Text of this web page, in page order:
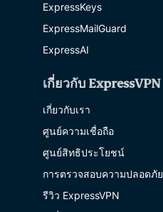
ExpressKeys
ExpressMailGuard
ExpressAI
เกี่ยวกับ ExpressVPN
เกี่ยวกับเรา
ศูนย์ความเชื่อถือ
ศูนย์สิทธิประโยชน์
การตรวจสอบความปลอดภัย
รีวิว ExpressVPN